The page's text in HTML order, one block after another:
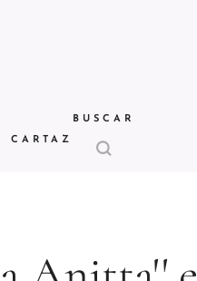
CARTAZ
BUSCAR